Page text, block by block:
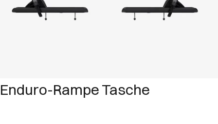
Enduro-Rampe Tasche